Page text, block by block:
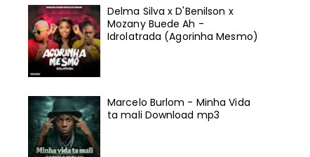
Delma Silva x D'Benilson x
Mozany Buede Ah -
Idrolatrada (Agorinha Mesmo)
Marcelo Burlom - Minha Vida
ta mali Download mp3